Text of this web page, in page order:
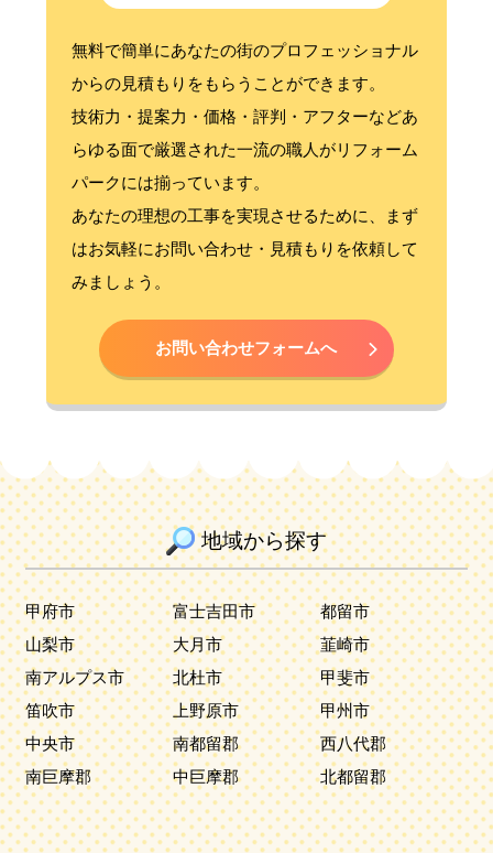
無料で簡単にあなたの街のプロフェッショナル
からの見積もりをもらうことができます。
技術力・提案力・価格・評判・アフターなどあ
らゆる面で厳選された一流の職人がリフォーム
パークには揃っています。
あなたの理想の工事を実現させるために、まず
はお気軽にお問い合わせ・見積もりを依頼して
みましょう。
お問い合わせフォームへ
地域から探す
甲府市 富士吉田市
都留市
山梨市
大月市
韮崎市
南アルプス市
北杜市
甲斐市
笛吹市
上野原市
甲州市
中央市
南都留郡
西八代郡
南巨摩郡
中巨摩郡 北都留郡